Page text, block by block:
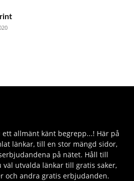
allmänt känt begrepp...! Här på
länkar, till en stor mängd sidor,
på nätet. Håll till
väl utvalda länkar till gratis saker,
och andra gratis erbjudanden.